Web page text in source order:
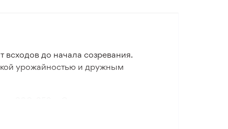
до начала созревания.
урожайностью и дружным